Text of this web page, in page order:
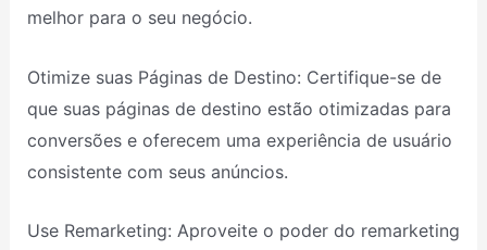
melhor para o seu negócio.
Otimize suas Páginas de Destino: Certifique-se de
que suas páginas de destino estão otimizadas para
conversões e oferecem uma experiência de usuário
consistente com seus anúncios.
Use Remarketing: Aproveite o poder do remarketing